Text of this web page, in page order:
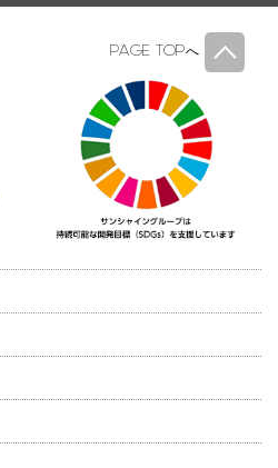
PAGE TOPへ